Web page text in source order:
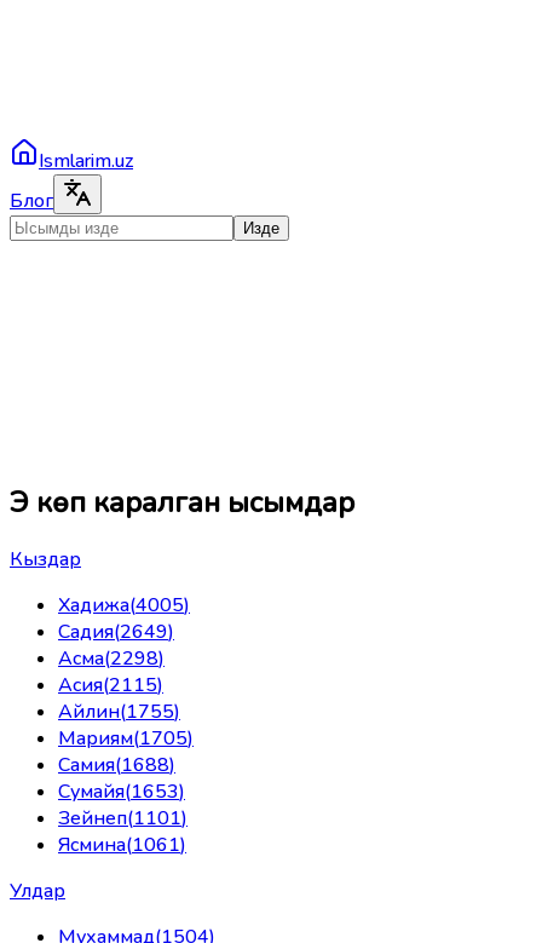
Ismlarim.uz
Блог
Изде
Эң көп каралган ысымдар
Кыздар
Хадижа(4005)
Садия(2649)
Асма(2298)
Асия(2115)
Айлин(1755)
Мариям(1705)
Самия(1688)
Сумайя(1653)
Зейнеп(1101)
Ясмина(1061)
Улдар
Мухаммад(1504)